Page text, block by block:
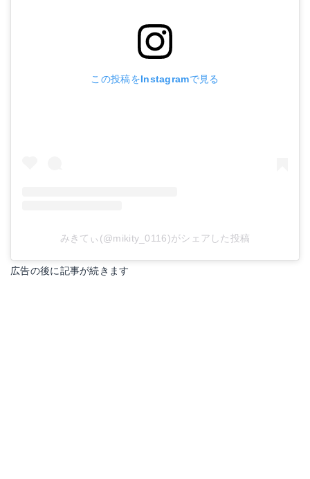
この投稿をInstagramで見る
みきてぃ(@mikity_0116)がシェアした投稿
広告の後に記事が続きます